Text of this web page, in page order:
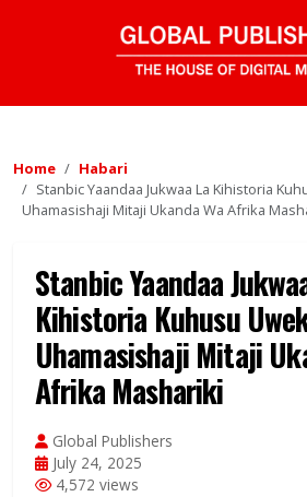
Home
Habari
Stanbic Yaandaa Jukwaa La Kihistoria
Uhamasishaji Mitaji Ukanda Wa Afrika
Stanbic Yaandaa
Kihistoria Kuhusu
Uhamasishaji Mitaji
Afrika Mashariki
Global Publishers
July 24, 2025
4,572 views